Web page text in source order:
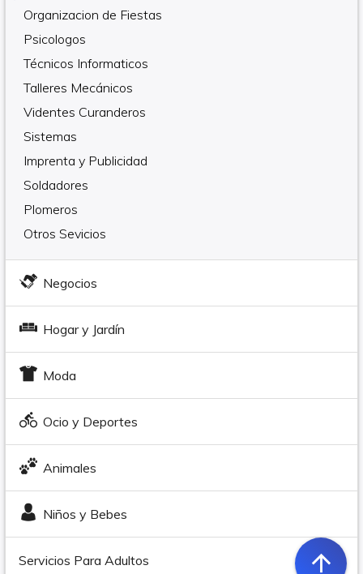
Organizacion de Fiestas
Psicologos
Técnicos Informaticos
Talleres Mecánicos
Videntes Curanderos
Sistemas
Imprenta y Publicidad
Soldadores
Plomeros
Otros Sevicios
Negocios
Hogar y Jardín
Moda
Ocio y Deportes
Animales
Niños y Bebes
Servicios Para Adultos arrow_upward